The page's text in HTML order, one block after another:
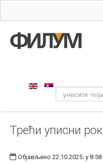
Упис
Уметност
Издаваштво
Трећи уписни рок
Објављено 22.10.2025. у 8:58